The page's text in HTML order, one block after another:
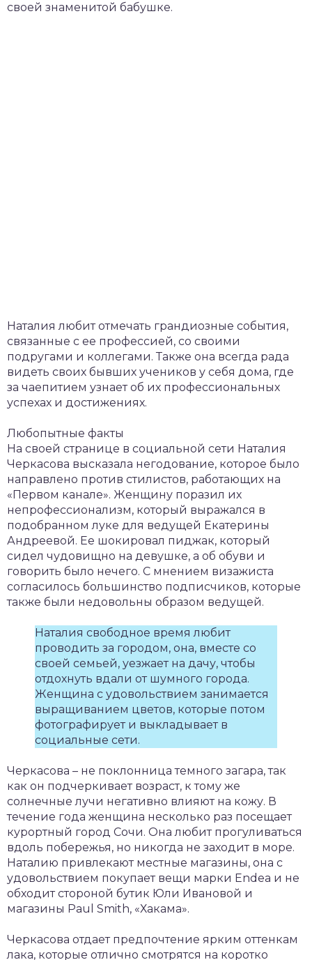
своей знаменитой бабушке.
Наталия любит отмечать грандиозные события,
связанные с ее профессией, со своими
подругами и коллегами. Также она всегда рада
видеть своих бывших учеников у себя дома, где
за чаепитием узнает об их профессиональных
успехах и достижениях.
Любопытные факты
На своей странице в социальной сети Наталия
Черкасова высказала негодование, которое было
направлено против стилистов, работающих на
«Первом канале». Женщину поразил их
непрофессионализм, который выражался в
подобранном луке для ведущей Екатерины
Андреевой. Ее шокировал пиджак, который
сидел чудовищно на девушке, а об обуви и
говорить было нечего. С мнением визажиста
согласилось большинство подписчиков, которые
также были недовольны образом ведущей.
Наталия свободное время любит
проводить за городом, она, вместе со
своей семьей, уезжает на дачу, чтобы
отдохнуть вдали от шумного города.
Женщина с удовольствием занимается
выращиванием цветов, которые потом
фотографирует и выкладывает в
социальные сети.
Черкасова – не поклонница темного загара, так
как он подчеркивает возраст, к тому же
солнечные лучи негативно влияют на кожу. В
течение года женщина несколько раз посещает
курортный город Сочи. Она любит прогуливаться
вдоль побережья, но никогда не заходит в море.
Наталию привлекают местные магазины, она с
удовольствием покупает вещи марки Endea и не
обходит стороной бутик Юли Ивановой и
магазины Paul Smith, «Хакама».
Черкасова отдает предпочтение ярким оттенкам
лака, которые отлично смотрятся на коротко